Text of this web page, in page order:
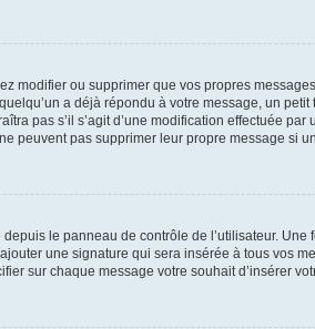
modifier ou supprimer que vos propres
a déjà répondu à votre message, un
pas s’il s’agit d’une modification effectuée
peuvent pas supprimer leur propre message si
le panneau de contrôle de l’utilisateur.
une signature qui sera insérée à tous vos
sur chaque message votre souhait d’insérer